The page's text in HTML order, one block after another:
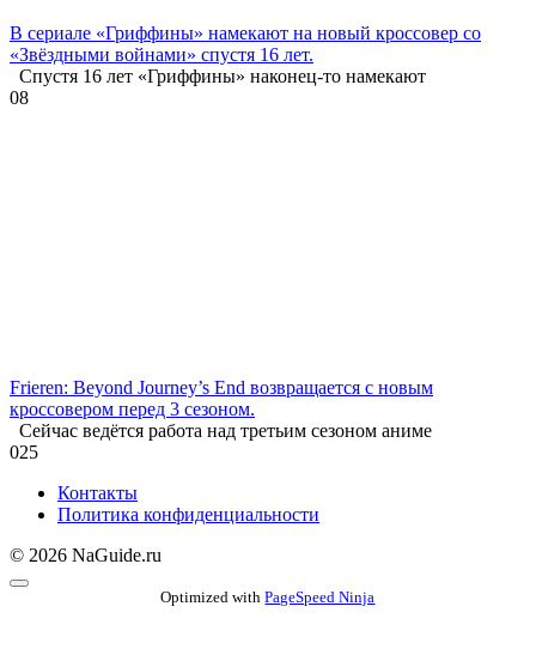
В сериале «Гриффины» намекают на новый кроссовер со
«Звёздными войнами» спустя 16 лет.
Спустя 16 лет «Гриффины» наконец-то намекают
08
Frieren: Beyond Journey’s End возвращается с новым
кроссовером перед 3 сезоном.
Сейчас ведётся работа над третьим сезоном аниме
025
Контакты
Политика конфиденциальности
© 2026 NaGuide.ru
Optimized withPageSpeed Ninja